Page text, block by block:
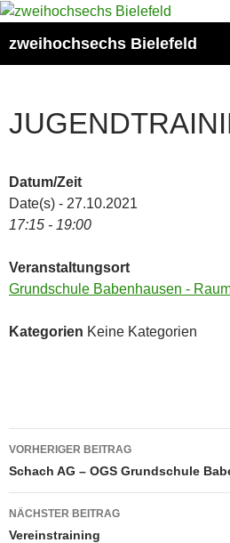
Zum
springen
zweihochsechs Bielefeld
Datum/Zeit
Date(s) - 27.10.2021
17:15 - 19:00
Veranstaltungsort
Grundschule Babenhausen -
Kategorien Keine Kategorien
Beitragsnavigation
VORHERIGER BEITRAG
Schach AG – OGS Grundschule
NÄCHSTER BEITRAG
Vereinstraining